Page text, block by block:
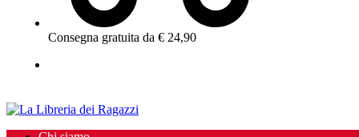
Consegna gratuita da € 24,90